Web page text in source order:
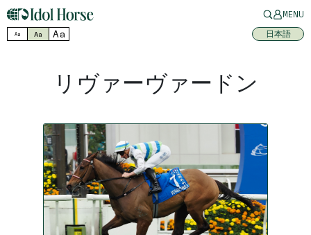
MENU
Aa Aa Aa 日本語
リヴァーヴァードン